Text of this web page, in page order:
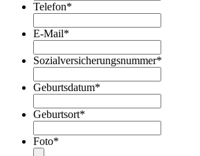
Telefon*
E-Mail*
Sozialversicherungsnummer*
Geburtsdatum*
Geburtsort*
Foto*